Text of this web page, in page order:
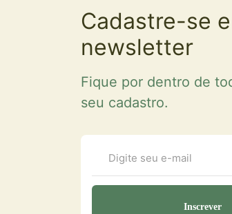
Cadastre-se
newsletter
Fique por dentro de
seu cadastro.